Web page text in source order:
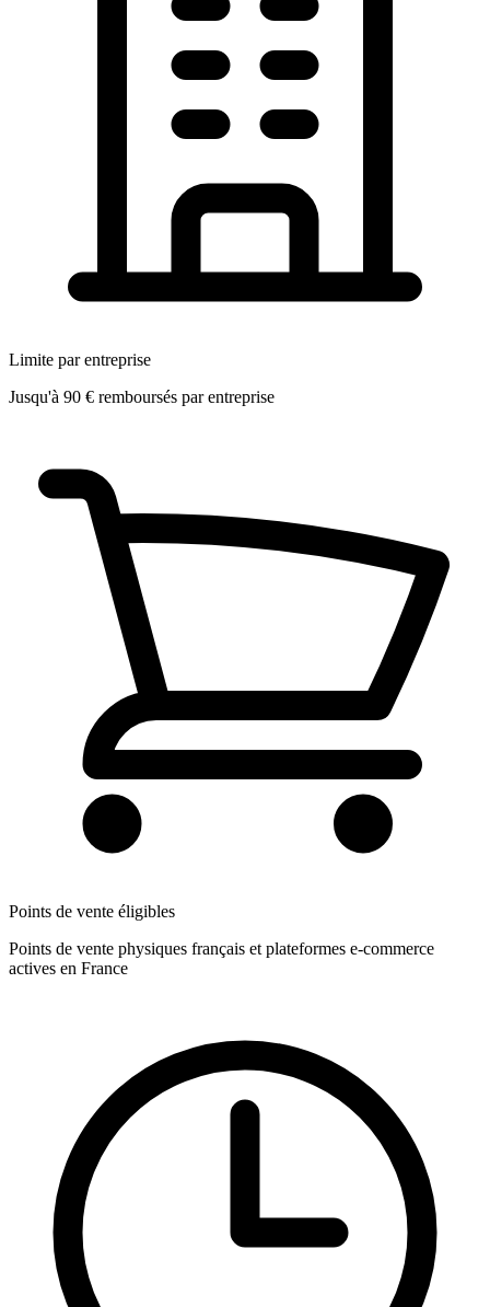
Limite par entreprise
Jusqu'à 90 € remboursés par entreprise
Points de vente éligibles
Points de vente physiques français et plateformes e-commerce
actives en France